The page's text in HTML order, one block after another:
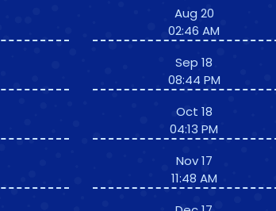
Aug 20
02:46 AM
Sep 18
08:44 PM
Oct 18
04:13 PM
Nov 17
11:48 AM